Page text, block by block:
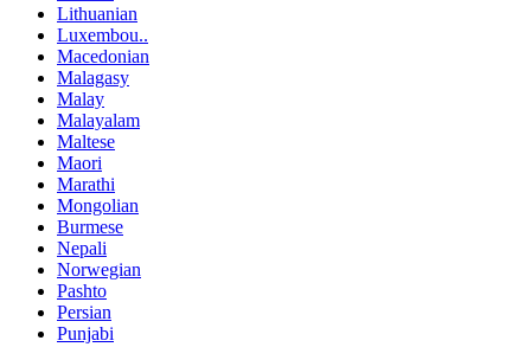
Lithuanian
Luxembou..
Macedonian
Malagasy
Malay
Malayalam
Maltese
Maori
Marathi
Mongolian
Burmese
Nepali
Norwegian
Pashto
Persian
Punjabi